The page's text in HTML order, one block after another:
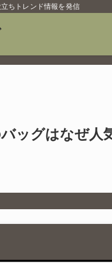
ちトレンド情報を発信
ッグはなぜ人